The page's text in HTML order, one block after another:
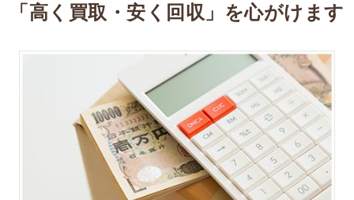
「高く買取・安く回収」を心がけます